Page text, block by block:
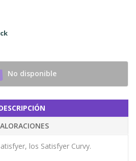
No disponible
los Satisfyer Curvy.